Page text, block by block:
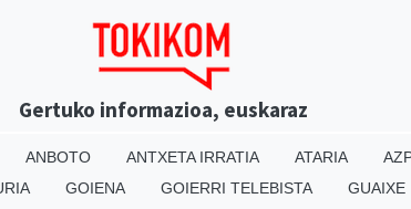
Gertuko informazioa, euskaraz
ANBOTO ANTXETA IRRATIA ATARIA
GOIENA GOIERRI TELEBISTA
GUAIXE